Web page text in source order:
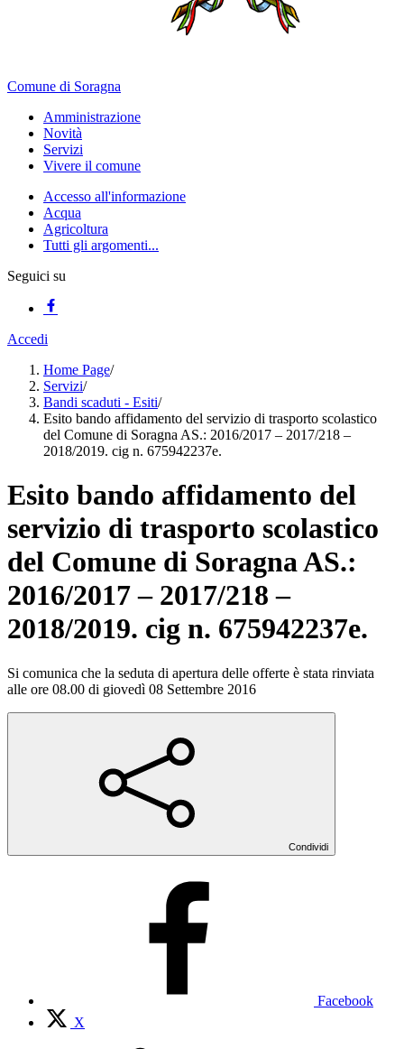
Comune di Soragna
Amministrazione
Novità
Servizi
Vivere il comune
Accesso all'informazione
Acqua
Agricoltura
Tutti gli argomenti...
Seguici su
Accedi
Home Page/
Servizi/
Bandi scaduti - Esiti/
Esito bando affidamento del servizio di trasporto scolastico
del Comune di Soragna AS.: 2016/2017 – 2017/218 –
2018/2019. cig n. 675942237e.
Esito bando affidamento del
servizio di trasporto scolastico
del Comune di Soragna AS.:
2016/2017 – 2017/218 –
2018/2019. cig n. 675942237e.
Si comunica che la seduta di apertura delle offerte è stata rinviata
alle ore 08.00 di giovedì 08 Settembre 2016
Condividi
Facebook
X